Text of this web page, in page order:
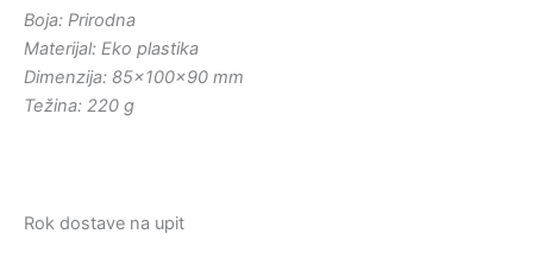
Boja: Prirodna
Materijal: Eko plastika
Dimenzija: 85×100×90 mm
Težina: 220 g
Rok dostave na upit